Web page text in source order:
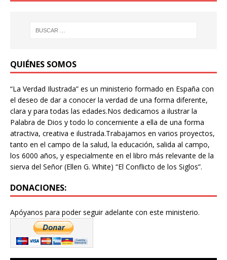
QUIÉNES SOMOS
“La Verdad Ilustrada” es un ministerio formado en España con
el deseo de dar a conocer la verdad de una forma diferente,
clara y para todas las edades.Nos dedicamos a ilustrar la
Palabra de Dios y todo lo concerniente a ella de una forma
atractiva, creativa e ilustrada.Trabajamos en varios proyectos,
tanto en el campo de la salud, la educación, salida al campo,
los 6000 años, y especialmente en el libro más relevante de la
sierva del Señor (Ellen G. White) “El Conflicto de los Siglos”.
DONACIONES:
Apóyanos para poder seguir adelante con este ministerio.